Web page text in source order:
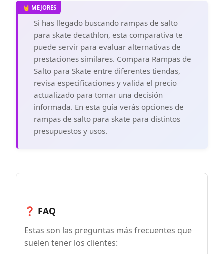
Si has llegado buscando rampas de salto
para skate decathlon, esta comparativa te
puede servir para evaluar alternativas de
prestaciones similares. Compara Rampas de
Salto para Skate entre diferentes tiendas,
revisa especificaciones y valida el precio
actualizado para tomar una decisión
informada. En esta guía verás opciones de
rampas de salto para skate para distintos
presupuestos y usos.
❓ FAQ
Estas son las preguntas más frecuentes que
suelen tener los clientes: